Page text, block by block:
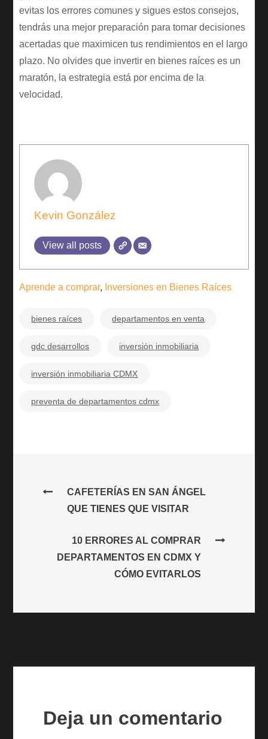
evitas los errores comunes y sigues estos consejos,
tendrás una mejor preparación para tomar decisiones
acertadas que maximicen tus rendimientos en el largo
plazo. No olvides que invertir en bienes raíces es un
maratón, la estrategia está por encima de la
velocidad.
Kevin González
View all posts
Aprende a comprar, Inversiones en Bienes Raíces
bienes raíces departamentos en venta
gdc desarrollos inversión inmobiliaria
inversión inmobiliaria CDMX
preventa de departamentos cdmx
Navegación
entradas
CAFETERÍAS EN SAN ÁNGEL
QUE TIENES QUE VISITAR
10 ERRORES AL COMPRAR
DEPARTAMENTOS EN CDMX Y
CÓMO EVITARLOS
Deja un comentario